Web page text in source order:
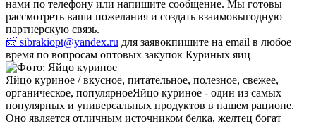
нами по телефону или напишите сообщение. Мы готовы
рассмотреть ваши пожелания и создать взаимовыгодную
партнерскую связь.
📨 sibrakiopt@yandex.ru для заявокпишите на email в любое
время по вопросам оптовых закупок Куриных яиц
Яйцо куриное / вкусное, питательное, полезное, свежее,
органическое, популярноеЯйцо куриное - один из самых
популярных и универсальных продуктов в нашем рационе.
Оно является отличным источником белка, желтец богат